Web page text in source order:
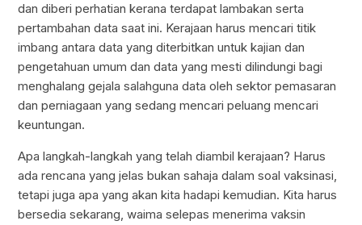
dan diberi perhatian kerana terdapat lambakan serta
pertambahan data saat ini. Kerajaan harus mencari titik
imbang antara data yang diterbitkan untuk kajian dan
pengetahuan umum dan data yang mesti dilindungi bagi
menghalang gejala salahguna data oleh sektor pemasaran
dan perniagaan yang sedang mencari peluang mencari
keuntungan.
Apa langkah-langkah yang telah diambil kerajaan? Harus
ada rencana yang jelas bukan sahaja dalam soal vaksinasi,
tetapi juga apa yang akan kita hadapi kemudian. Kita harus
bersedia sekarang, waima selepas menerima vaksin